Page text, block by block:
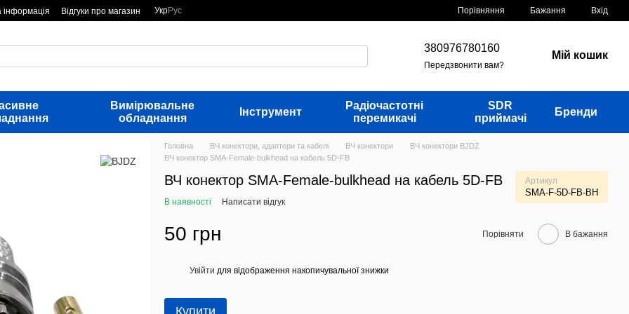
інформація Відгуки про магазин УкрРус Порівняння Бажання Вхід
380976780160
Передзвонити вам?
Мій кошик
Вимірювальне
обладнання
Інструмент
Радіочастотні
перемикачі
SDR
приймачі
Бренди
Головна ВЧ конектори, адаптери та кабелі ВЧ конектори
ВЧ конектори BJDZ
ВЧ конектор SMA-Female-bulkhead на кабель 5D-FB
ВЧ конектор SMA-Female-bulkhead на кабель 5D-FB Артикул
SMA-F-5D-FB-BH
В наявності Написати відгук
50 грн Порівняти В бажання
Увійти для відображення накопичувальної знижки
Купити